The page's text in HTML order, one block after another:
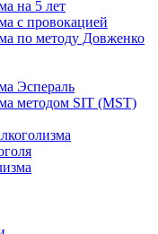
на 5 лет
с провокацией
по методу Довженко
Эспераль
методом SIT (MST)